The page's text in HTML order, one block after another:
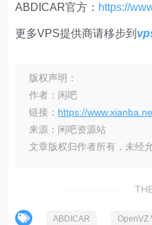
ABDICAR官方： https://
更多VPS提供商请移步到
版权声明：
作者：闲吧
链接： https://
来源：闲吧资源站
文章版权归作者所有，未经
ABDICAR OpenVZ